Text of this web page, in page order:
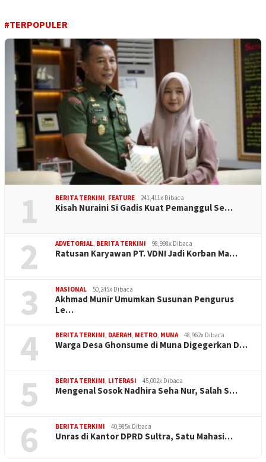
#TERPOPULER
1 BERITA TERKINI, FEATURE 241,411x Dibaca
Kisah Nuraini Si Gadis Kuat Pemanggul Se…
2 ADVETORIAL, BERITA TERKINI 98,998x Dibaca
Ratusan Karyawan PT. VDNI Jadi Korban Ma…
3 NASIONAL 50,245x Dibaca
Akhmad Munir Umumkan Susunan Pengurus
Le…
4 BERITA TERKINI, DAERAH, METRO, MUNA 48,962x Dibaca
Warga Desa Ghonsume di Muna Digegerkan D…
5 BERITA TERKINI, LITERASI 45,002x Dibaca
Mengenal Sosok Nadhira Seha Nur, Salah S…
6 BERITA TERKINI 40,985x Dibaca
Unras di Kantor DPRD Sultra, Satu Mahasi…